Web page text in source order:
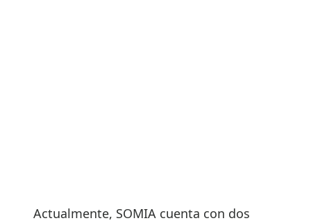
Actualmente, SOMIA cuenta con dos